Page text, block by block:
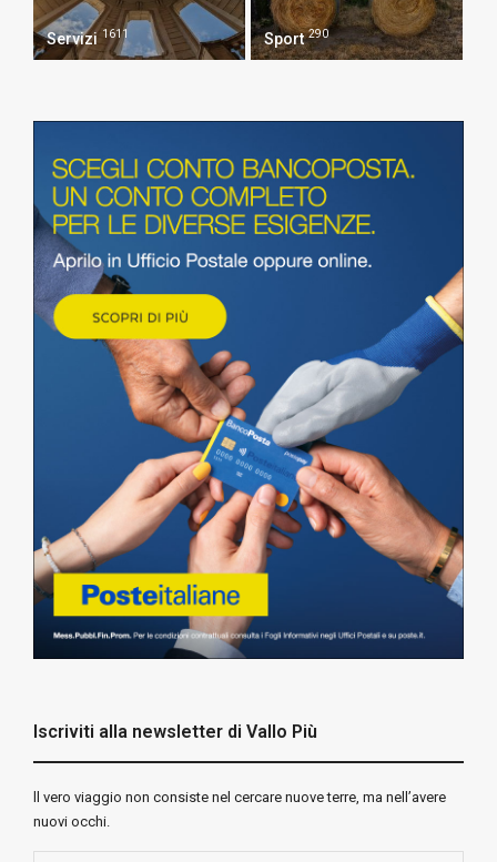
Servizi 1611 Sport 290
Iscriviti alla newsletter di Vallo Più
ll vero viaggio non consiste nel cercare nuove terre, ma nell’avere
nuovi occhi.